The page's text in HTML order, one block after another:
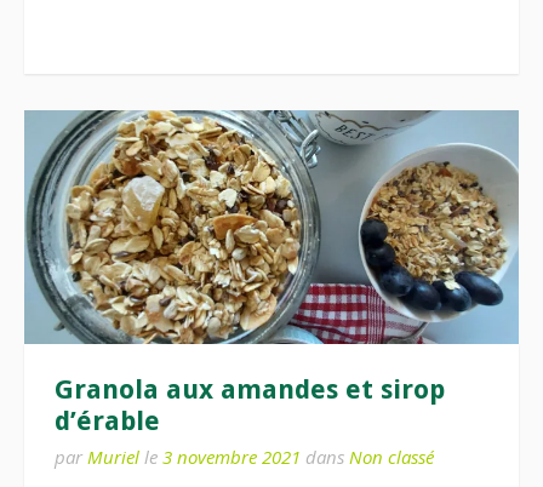
Granola aux amandes et sirop
d’érable
par Muriel le 3 novembre 2021 dans Non classé